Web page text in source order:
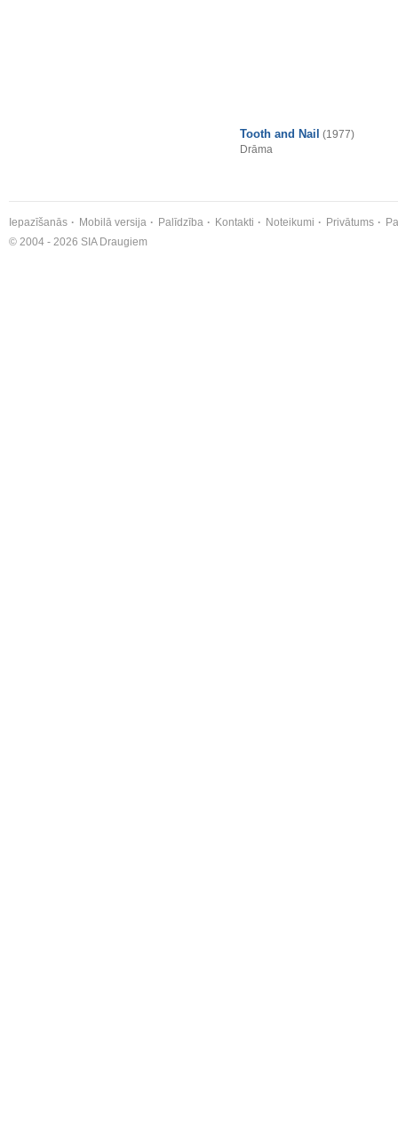
Tooth and Nail (1977)
Drāma
Iepazīšanās Mobilā versija Palīdzība Kontakti Noteikumi Privātums
© 2004 - 2026 SIA Draugiem